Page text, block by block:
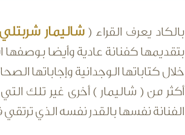
بالكاد يعرف القراء (شاليمار شربتلي
بتقديمها كفنانة عادية وأيضا
خلال كتاباتها الوجدانية وإجاباتها
أكثر من ( شاليمار ) أخرى غير تلك
الفنانة نفسها بالقدر نفسه الذي ترتقي